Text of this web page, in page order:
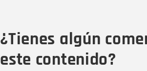
¿Tienes algún
este contenido?